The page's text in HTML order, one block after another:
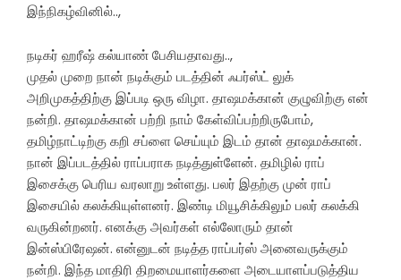
இந்நிகழ்வினில்..,
நடிகர் ஹரீஷ் கல்யாண் பேசியதாவது..,
முதல் முறை நான் நடிக்கும் படத்தின் ஃபர்ஸ்ட் லுக்
அறிமுகத்திற்கு இப்படி ஒரு விழா. தாஷமக்கான் குழுவிற்கு என்
நன்றி. தாஷமக்கான் பற்றி நாம் கேள்விப்பற்றிருபோம்,
தமிழ்நாட்டிற்கு கறி சப்ளை செய்யும் இடம் தான் தாஷமக்கான்.
நான் இப்படத்தில் ராப்பராக நடித்துள்ளேன். தமிழில் ராப்
இசைக்கு பெரிய வரலாறு உள்ளது. பலர் இதற்கு முன் ராப்
இசையில் கலக்கியுள்ளனர். இண்டி மியூசிக்கிலும் பலர் கலக்கி
வருகின்றனர். எனக்கு அவர்கள் எல்லோரும் தான்
இன்ஸ்பிரேஷன். என்னுடன் நடித்த ராப்பர்ஸ் அனைவருக்கும்
நன்றி. இந்த மாதிரி திறமையாளர்களை அடையாளப்படுத்திய